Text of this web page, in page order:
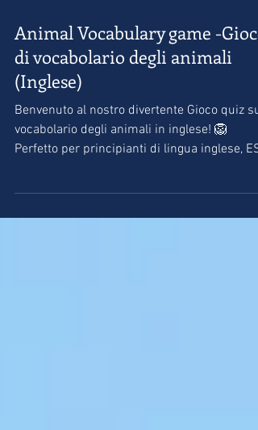
Animal Vocabulary game -Gioco
di vocabolario degli animali
(Inglese)
Benvenuto al nostro divertente Gioco quiz sul
Perfetto per principianti di lingua inglese,